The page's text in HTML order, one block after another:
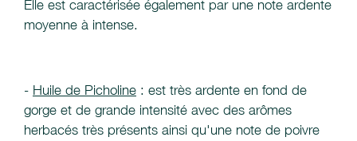
Elle est caractérisée également par une note ardente
moyenne à intense.
- Huile de Picholine : est très ardente en fond de
gorge et de grande intensité avec des arômes
herbacés très présents ainsi qu'une note de poivre